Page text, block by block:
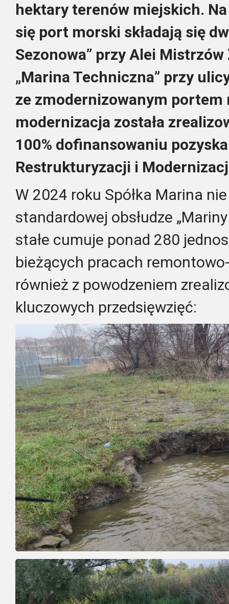
hektary terenów miejskich.
się port morski składają się
Sezonowa” przy Alei
„Marina Techniczna” przy
ze zmodernizowanym
modernizacja została
100% dofinansowaniu
Restrukturyzacji i
W 2024 roku Spółka Marina
standardowej obsłudze
stałe cumuje ponad 280
bieżących pracach
również z powodzeniem
kluczowych przedsięwzięć: